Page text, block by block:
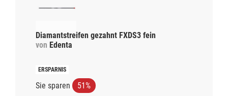
Diamantstreifen gezahnt FXDS3 fein
von Edenta
Sie sparen 51%